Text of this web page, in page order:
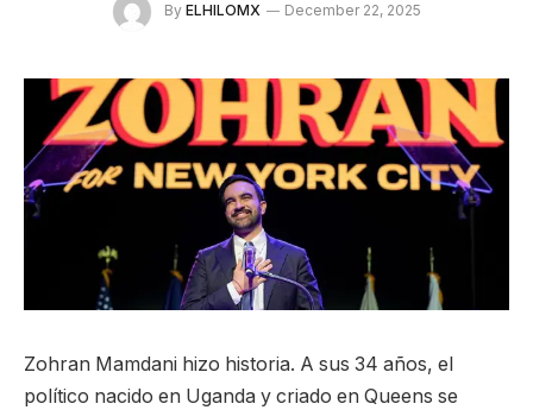
By ELHILOMX December 22, 2025
Zohran Mamdani hizo historia. A sus 34 años, el
político nacido en Uganda y criado en Queens se